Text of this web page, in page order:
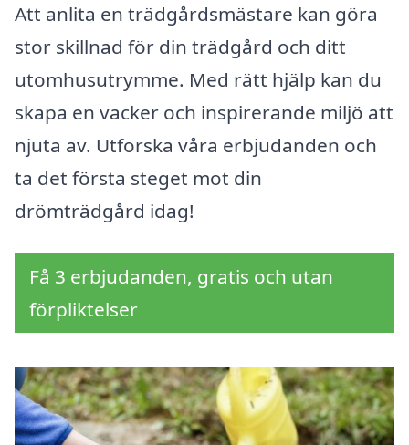
Att anlita en trädgårdsmästare kan göra
stor skillnad för din trädgård och ditt
utomhusutrymme. Med rätt hjälp kan du
skapa en vacker och inspirerande miljö att
njuta av. Utforska våra erbjudanden och
ta det första steget mot din
drömträdgård idag!
Få 3 erbjudanden, gratis och utan
förpliktelser